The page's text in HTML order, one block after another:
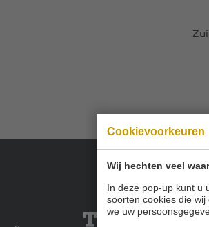
Cookievoorkeuren
Wij hechten veel
In deze pop-up kunt u
soorten cookies die
we uw